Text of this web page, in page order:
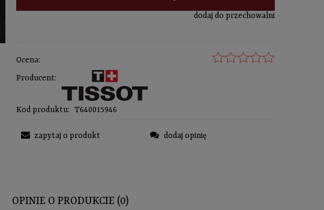
dodaj do przechowalni
Ocena:
Producent:
Kod produktu: T640015946
zapytaj o produkt dodaj opinię
OPINIE O PRODUKCIE (0)